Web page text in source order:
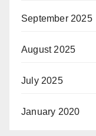
September 2025
August 2025
July 2025
January 2020